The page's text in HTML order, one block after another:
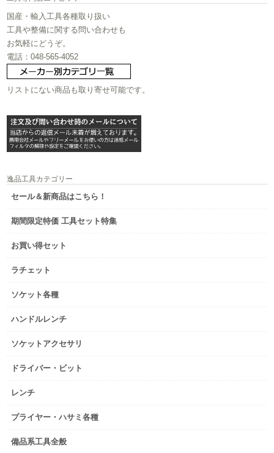
国産・輸入工具各種取り扱い
工具や整備に関する問い合わせも
お気軽にどうぞ。
電話：048-565-4052
リストにない商品も取り寄せ可能です。
逸品工具カテゴリー
セール＆新商品はこちら！
期間限定特価 工具セット特集
お買い得セット
ラチェット
ソケット各種
ハンドルレンチ
ソケットアクセサリ
ドライバー・ビット
レンチ
プライヤー・ハサミ各種
備品系工具全般